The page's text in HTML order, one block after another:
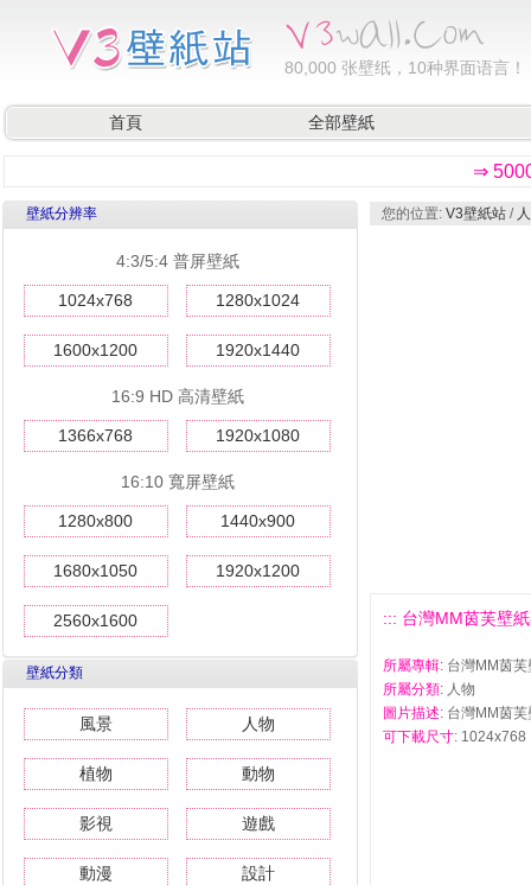
80,000 张壁纸，10种界面语言！
首頁 全部壁紙
⇒
壁紙分辨率
4:3/5:4 普屏壁紙
1024x768 1280x1024
1600x1200 1920x1440
16:9 HD 高清壁紙
1366x768 1920x1080
16:10 寬屏壁紙
1280x800 1440x900
1680x1050 1920x1200
2560x1600
壁紙分類
風景 人物
植物 動物
影視 遊戲
動漫 設計
您的位置: V3壁紙站 /
::: 台灣MM茵芙壁
所屬專輯: 台灣MM茵
所屬分類: 人物
圖片描述: 台灣MM茵
可下載尺寸: